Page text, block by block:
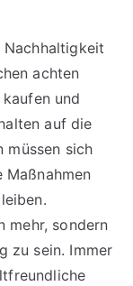
Nachhaltigkeit
achten
und
auf die
müssen sich
Maßnahmen
mehr, sondern
zu sein. Immer